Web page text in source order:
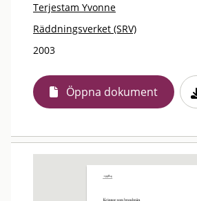
Terjestam Yvonne
Räddningsverket (SRV)
2003
Öppna dokument